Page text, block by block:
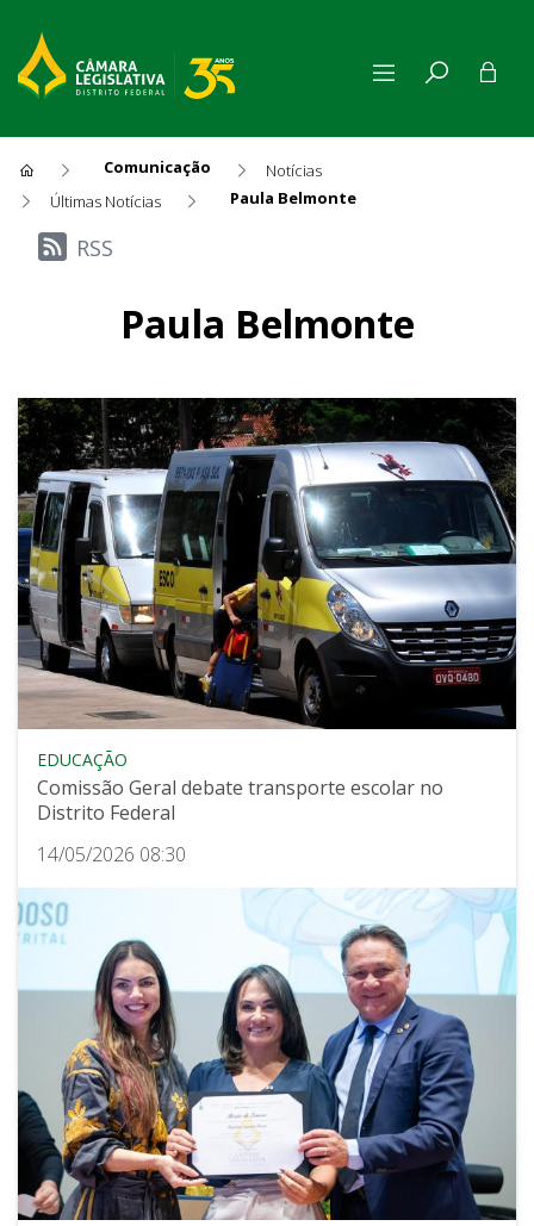
Comunicação
Notícias
Últimas Notícias
Paula Belmonte
Últimas Notícias
RSS
Paula Belmonte
EDUCAÇÃO
Comissão Geral debate transporte escolar no
Distrito Federal
14/05/2026 08:30